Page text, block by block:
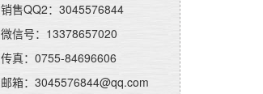
销售QQ2：3045576844
微信号：13378657020
传真：0755-84696606
邮箱：3045576844@qq.com